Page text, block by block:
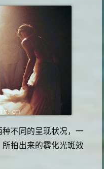
不同的呈现状况，一
拍出来的雾化光斑效